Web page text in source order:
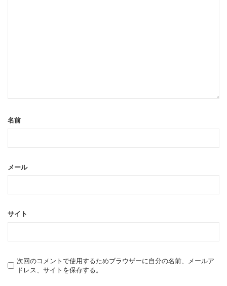
名前
メール
サイト
次回のコメントで使用するためブラウザーに自分の名前、メールア
ドレス、サイトを保存する。